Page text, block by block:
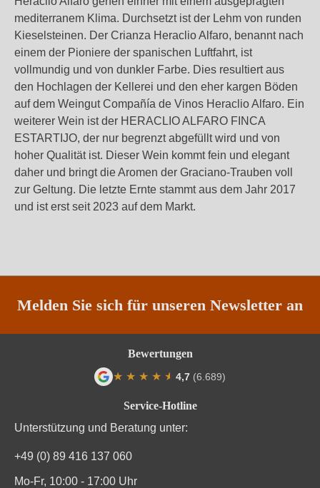
mediterranem Klima. Durchsetzt ist der Lehm von runden
Kieselsteinen. Der Crianza Heraclio Alfaro, benannt nach
einem der Pioniere der spanischen Luftfahrt, ist
vollmundig und von dunkler Farbe. Dies resultiert aus
den Hochlagen der Kellerei und den eher kargen Böden
auf dem Weingut Compañía de Vinos Heraclio Alfaro. Ein
weiterer Wein ist der HERACLIO ALFARO FINCA
ESTARTIJO, der nur begrenzt abgefüllt wird und von
hoher Qualität ist. Dieser Wein kommt fein und elegant
daher und bringt die Aromen der Graciano-Trauben voll
zur Geltung. Die letzte Ernte stammt aus dem Jahr 2017
und ist erst seit 2023 auf dem Markt.
Melden Sie sich für unseren Newsletter an
Service-Hotline
Unterstützung und Beratung unter:
+49 (0) 89 416 137 060
Mo-Fr, 10:00 - 17:00 Uhr
Bewertungen
★ ★ ★ ★ ★
★ 4,7 (6.689)